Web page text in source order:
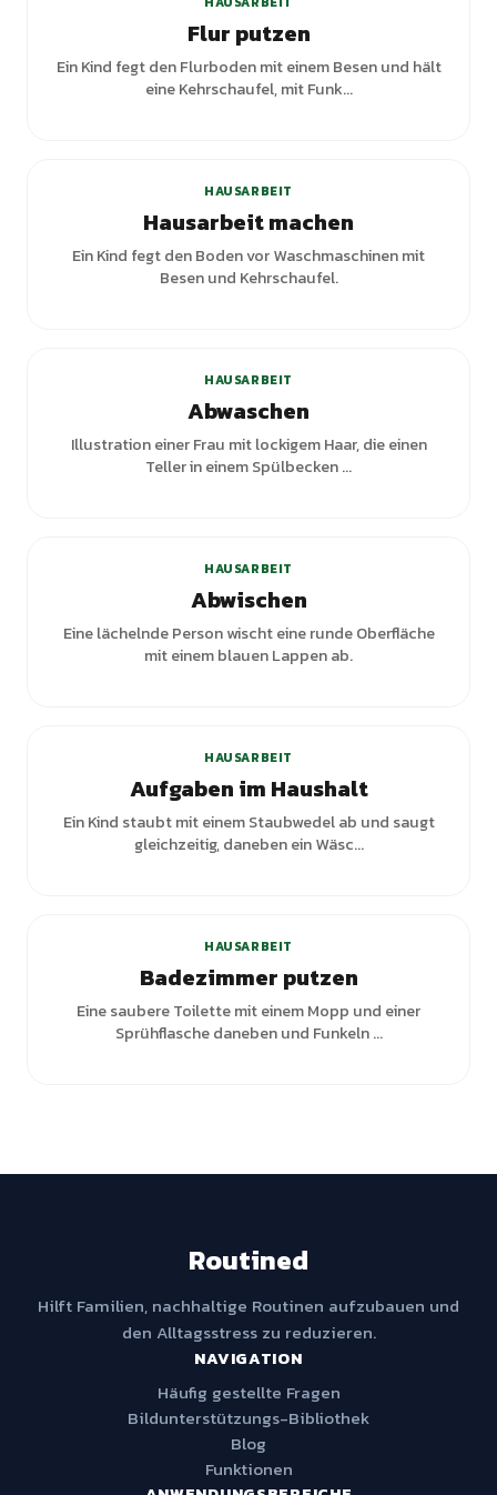
Flur putzen
Ein Kind fegt den Flurboden mit einem Besen und hält
eine Kehrschaufel, mit Funk...
HAUSARBEIT
Hausarbeit machen
Ein Kind fegt den Boden vor Waschmaschinen mit
Besen und Kehrschaufel.
HAUSARBEIT
Abwaschen
Illustration einer Frau mit lockigem Haar, die einen
Teller in einem Spülbecken ...
HAUSARBEIT
Abwischen
Eine lächelnde Person wischt eine runde Oberfläche
mit einem blauen Lappen ab.
HAUSARBEIT
Aufgaben im Haushalt
Ein Kind staubt mit einem Staubwedel ab und saugt
gleichzeitig, daneben ein Wäsc...
HAUSARBEIT
Badezimmer putzen
Eine saubere Toilette mit einem Mopp und einer
Sprühflasche daneben und Funkeln ...
Routined
Hilft Familien, nachhaltige Routinen aufzubauen und
den Alltagsstress zu reduzieren.
NAVIGATION
Häufig gestellte Fragen
Bildunterstützungs-Bibliothek
Blog
Funktionen